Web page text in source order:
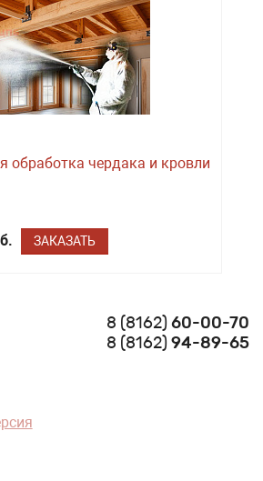
обработка чердака и кровли
ЗАКАЗАТЬ
8 (8162)60-00-70
8 (8162)94-89-65